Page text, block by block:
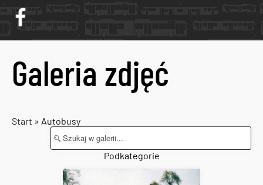
Galeria zdjęć
Start » Autobusy
Podkategorie